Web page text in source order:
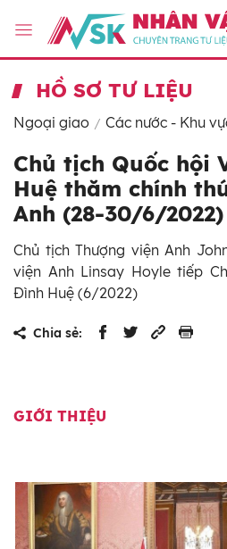
HỒ SƠ TƯ LIỆU
Ngoại giao Các nước - Khu
Chủ tịch Quốc hội
Huệ thăm chính
Anh (28-30/6/2022)
Chủ tịch Thượng viện Anh
viện Anh Linsay Hoyle tiếp
Đình Huệ (6/2022)
Chia sẻ:
GIỚI THIỆU